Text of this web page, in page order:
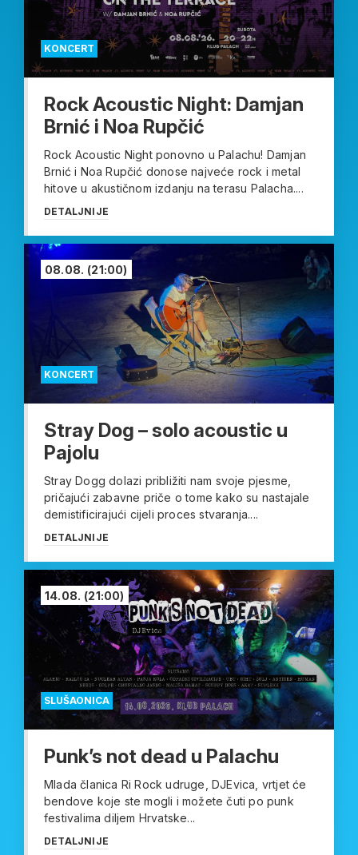
KONCERT
Rock Acoustic Night: Damjan
Brnić i Noa Rupčić
Rock Acoustic Night ponovno u Palachu! Damjan
Brnić i Noa Rupčić donose najveće rock i metal
hitove u akustičnom izdanju na terasu Palacha....
DETALJNIJE
KONCERT
08.08. (21:00)
Stray Dog – solo acoustic u
Pajolu
Stray Dogg dolazi približiti nam svoje pjesme,
pričajući zabavne priče o tome kako su nastajale
demistificirajući cijeli proces stvaranja....
DETALJNIJE
SLUŠAONICA
14.08. (21:00)
Punk’s not dead u Palachu
Mlada članica Ri Rock udruge, DJEvica, vrtjet će
bendove koje ste mogli i možete čuti po punk
festivalima diljem Hrvatske...
DETALJNIJE